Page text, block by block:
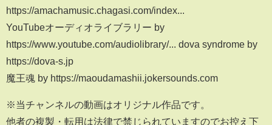
https://amachamusic.chagasi.com/index...
YouTubeオーディオライブラリー by
https://www.youtube.com/audiolibrary/... dova syndrome by
https://dova-s.jp
魔王魂 by https://maoudamashii.jokersounds.com
※当チャンネルの動画はオリジナル作品です。
他者の複製・転用は法律で禁じられていますのでお控え下